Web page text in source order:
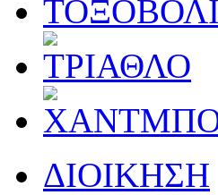
ΔΙΟΙΚΗΣΗ